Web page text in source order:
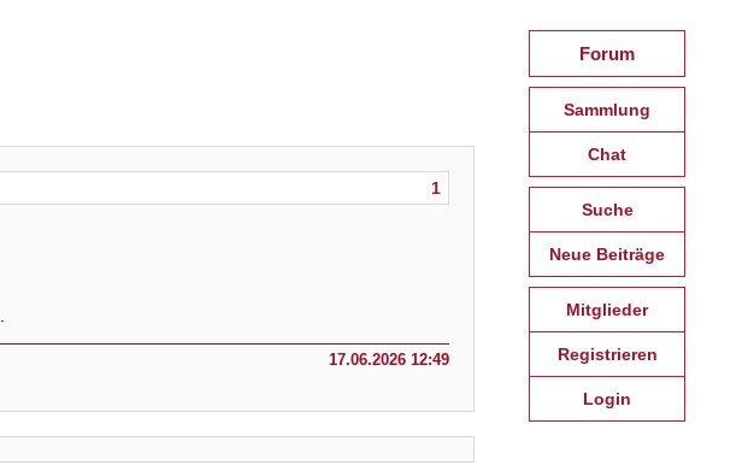
1
17.06.2026 12:49
Forum
Sammlung
Chat
Suche
Neue Beiträge
Mitglieder
Registrieren
Login